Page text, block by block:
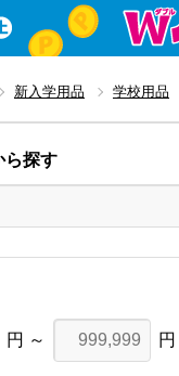
新入学用品 学校用品
ら探す
円 ～ 円